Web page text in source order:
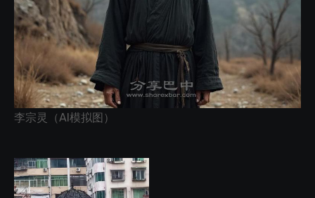
李宗灵（AI模拟图）